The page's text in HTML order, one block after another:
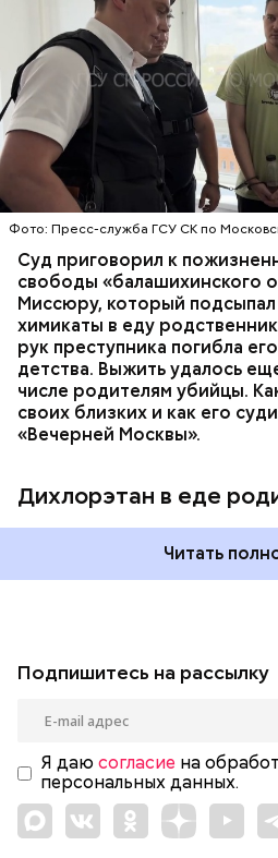
Фото: Пресс-служба ГСУ СК по
Суд приговорил к
свободы «балашихинского
Миссюру, который
химикаты в еду
рук преступника погибла
детства. Выжить удалось
числе родителям убийцы.
своих близких и как его
«Вечерней Москвы».
Дихлорэтан в еде
Все началось в июне, когда
обратились в местную
плохое самочувствие. Врачи
им точный диагноз, после
потерпевших направили на
специалисты обнаружили
химикат дихлорэтан,
организм супругов
нашли в еде, изъятой из
Видео: пресс-служба ГСУ СК по
Читать
ОТРАВЛЕНИЯ БАЛАШИХА
СЛЕДСТВЕННЫЙ КОМИТЕТ
Подпишитесь на рассылку
Я даю согласие на
персональных данных.